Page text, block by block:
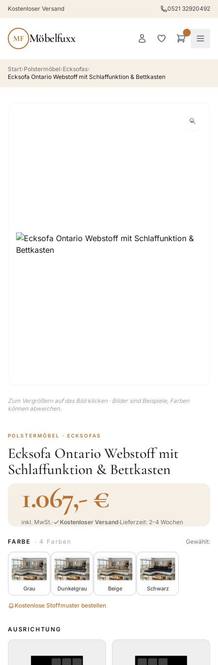
Kostenloser Versand 0521 32920492
MF Möbelfuxx
Start›Polstermöbel›Ecksofas›
Ecksofa Ontario Webstoff mit Schlaffunktion & Bettkasten
Zum Vergrößern auf das Bild klicken · Bilder sind Beispiele, Farben
können abweichen.
POLSTERMÖBEL · ECKSOFAS
Ecksofa Ontario Webstoff mit
Schlaffunktion & Bettkasten
1.067,- €
inkl. MwSt.· Kostenloser Versand·Lieferzeit: 2-4 Wochen
FARBE · 4 Farben Gewählt:
Grau Dunkelgrau Beige Schwarz
Kostenlose Stoffmuster bestellen
AUSRICHTUNG